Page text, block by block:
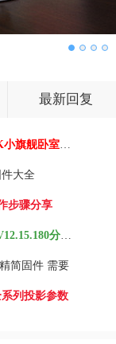
最新回复
当贝D7X投影仪曝光：全新4K小旗舰卧室投影
大全
步骤分享
极米NEW Z6X全网最新固件V12.15.180分享，
简固件 需要
列投影参数